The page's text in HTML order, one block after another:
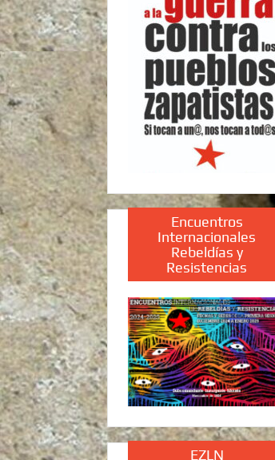
Encuentros
Internacionales
Rebeldías y
Resistencias
EZLN